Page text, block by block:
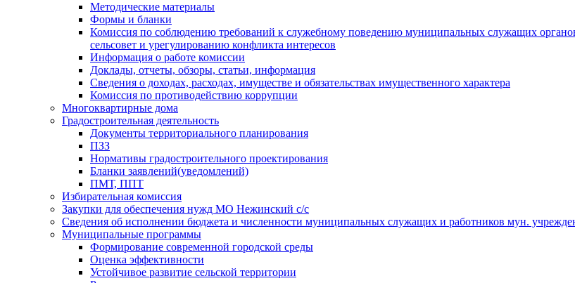
Методические материалы
Формы и бланки
Комиссия по соблюдению требований к служебному поведению муниципальных служащих
сельсовет и урегулированию конфликта интересов
Информация о работе комиссии
Доклады, отчеты, обзоры, статьи, информация
Сведения о доходах, расходах, имуществе и обязательствах имущественного характера
Комиссия по противодействию коррупции
Многоквартирные дома
Градостроительная деятельность
Документы территориального планирования
ПЗЗ
Нормативы градостроительного проектирования
Бланки заявлений(уведомлений)
ПМТ, ППТ
Избирательная комиссия
Закупки для обеспечения нужд МО Нежинский с/с
Сведения об исполнении бюджета и численности муниципальных служащих и работников мун.
Муниципальные программы
Формирование современной городской среды
Оценка эффективности
Устойчивое развитие сельской территории